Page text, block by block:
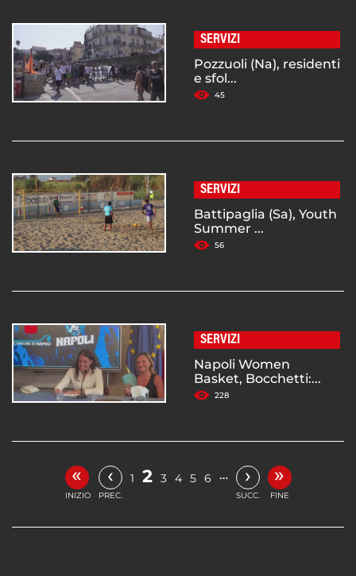
SERVIZI
Pozzuoli (Na), residenti
e sfol...
45
SERVIZI
Battipaglia (Sa), Youth
Summer ...
56
SERVIZI
Napoli Women
Basket, Bocchetti:...
228
«
INIZIO
‹
PREC.
1 2 3 4 5 6 … ›
SUCC.
»
FINE